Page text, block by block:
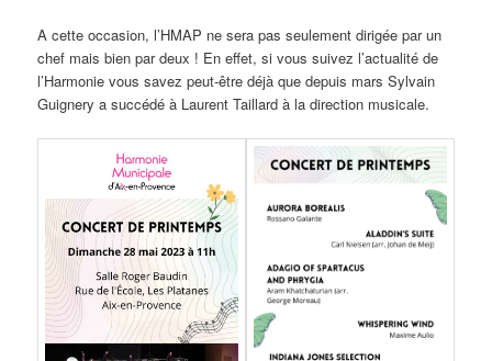
A cette occasion, l’HMAP ne sera pas seulement dirigée par un
chef mais bien par deux ! En effet, si vous suivez l’actualité de
l’Harmonie vous savez peut-être déjà que depuis mars Sylvain
Guignery a succédé à Laurent Taillard à la direction musicale.